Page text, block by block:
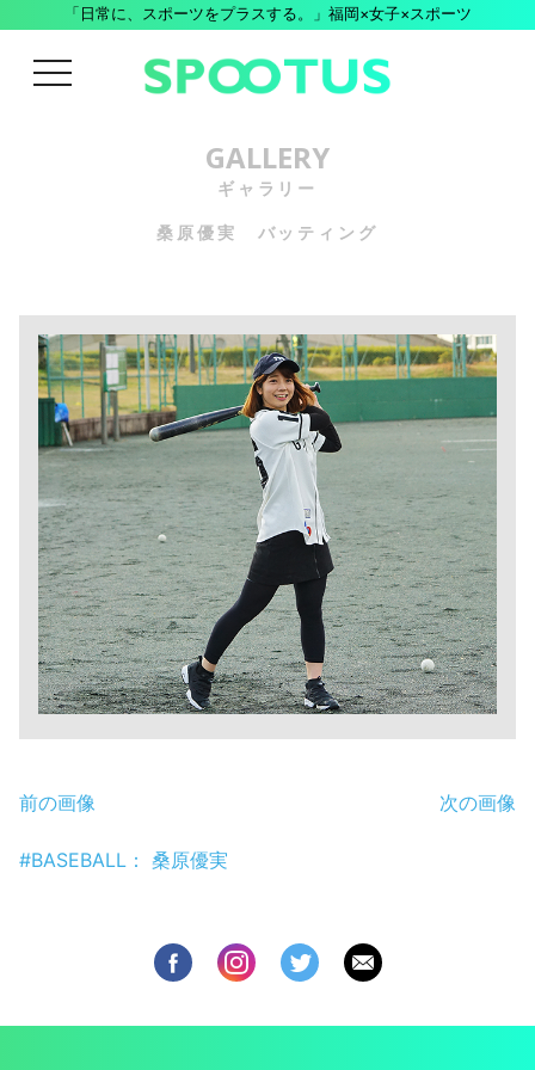
「日常に、スポーツをプラスする。」福岡×女子×スポーツ
menu
GALLERY
ギャラリー
桑原優実 バッティング
前の画像 次の画像
#BASEBALL： 桑原優実